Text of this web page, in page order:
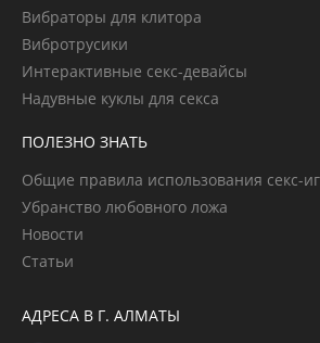
Вибраторы для клитора
Вибротрусики
Интерактивные секс-девайсы
Надувные куклы для секса
ПОЛЕЗНО ЗНАТЬ
Общие правила использования секс-
Убранство любовного ложа
Новости
Статьи
АДРЕСА В Г. АЛМАТЫ